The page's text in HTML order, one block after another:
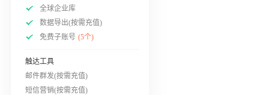
全球企业库
数据导出(按需充值)
免费子账号 (5个)
触达工具
邮件群发(按需充值)
短信营销(按需充值)